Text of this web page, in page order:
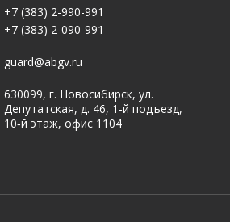
+7 (383) 2-990-991
+7 (383) 2-090-991
guard@abgv.ru
630099, г. Новосибирск, ул.
Депутатская, д. 46, 1‑й подъезд,
10‑й этаж, офис 1104